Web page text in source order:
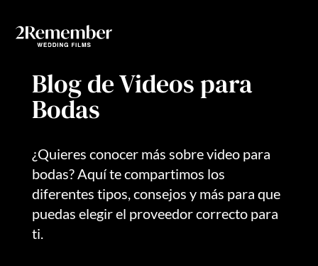
Blog de Videos para
Bodas
¿Quieres conocer más sobre video para
bodas? Aquí te compartimos los
diferentes tipos, consejos y más para que
puedas elegir el proveedor correcto para
ti.